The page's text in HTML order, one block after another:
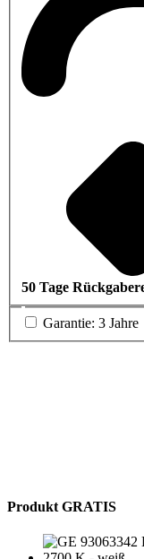
50 Tage
Garantie: 3 Jahre
Produkt GRATIS